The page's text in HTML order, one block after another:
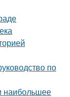
по
наибольшее